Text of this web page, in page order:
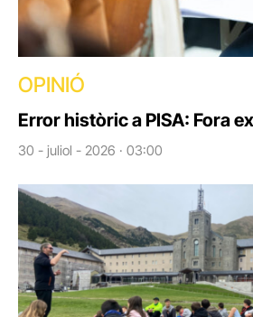
OPINIÓ
Error històric a PISA: Fora
30 - juliol - 2026 · 03:00